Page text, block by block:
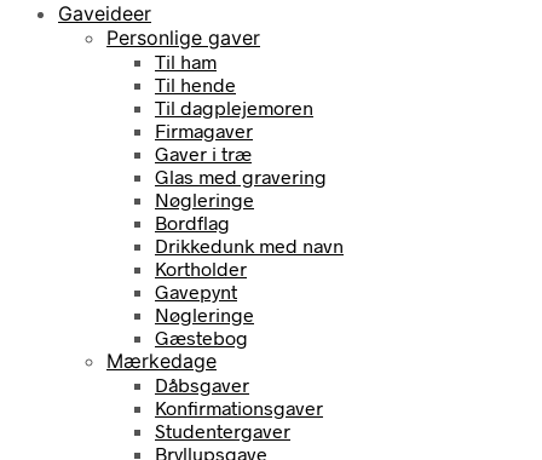
Gaveideer
Personlige gaver
Til ham
Til hende
Til dagplejemoren
Firmagaver
Gaver i træ
Glas med gravering
Nøgleringe
Bordflag
Drikkedunk med navn
Kortholder
Gavepynt
Nøgleringe
Gæstebog
Mærkedage
Dåbsgaver
Konfirmationsgaver
Studentergaver
Bryllupsgave